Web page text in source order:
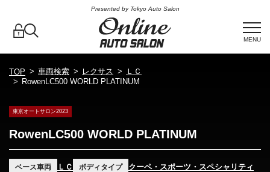
Presented by Tokyo Auto Salon
MENU
TOP 車両検索 レクサス
ＬＣ
RowenLC500 WORLD PLATINUM
東京オートサロン2023
RowenLC500 WORLD PLATINUM
ベース車両 ＬＣ ボディタイプ クーペ・スポーツ・スペシャリティ